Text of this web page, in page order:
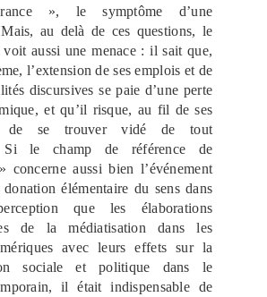
», le symptôme d’une
au delà de ces questions, le
aussi une menace : il sait que,
l’extension de ses emplois et de
discursives se paie d’une perte
et qu’il risque, au fil de ses
de se trouver vidé de tout
Si le champ de référence de
concerne aussi bien l’événement
élémentaire du sens dans
que les élaborations
de la médiatisation dans les
avec leurs effets sur la
sociale et politique dans le
il était indispensable de